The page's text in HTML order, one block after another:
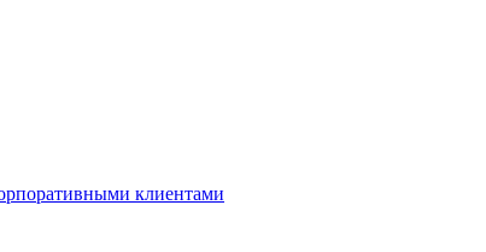
клиентами